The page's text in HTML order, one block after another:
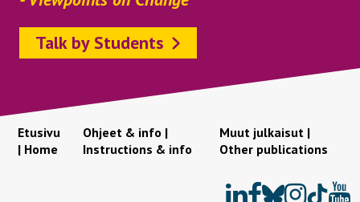
Talk by Students
Etusivu
| Home
Ohjeet & info |
Instructions & info
Muut julkaisut |
Other publications